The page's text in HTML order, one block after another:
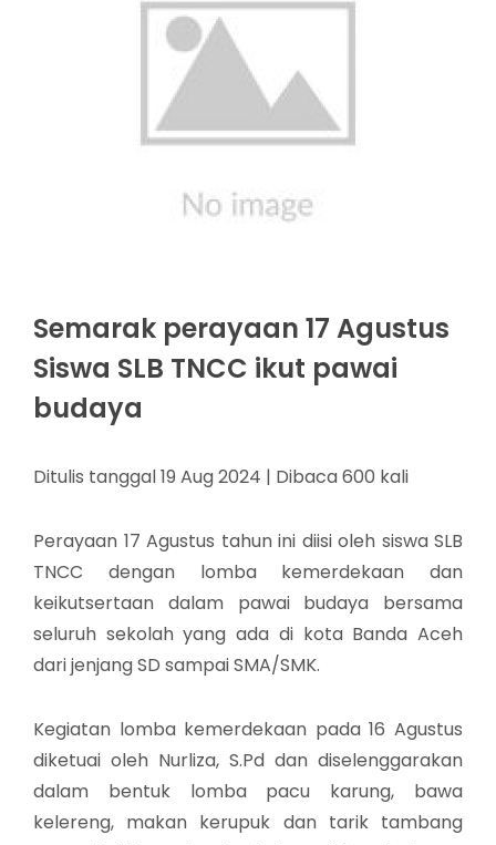
Semarak perayaan 17 Agustus
Siswa SLB TNCC ikut pawai
budaya
Ditulis tanggal 19 Aug 2024 | Dibaca 600 kali
Perayaan 17 Agustus tahun ini diisi oleh siswa SLB
TNCC dengan lomba kemerdekaan dan
keikutsertaan dalam pawai budaya bersama
seluruh sekolah yang ada di kota Banda Aceh
dari jenjang SD sampai SMA/SMK.
Kegiatan lomba kemerdekaan pada 16 Agustus
diketuai oleh Nurliza, S.Pd dan diselenggarakan
dalam bentuk lomba pacu karung, bawa
kelereng, makan kerupuk dan tarik tambang